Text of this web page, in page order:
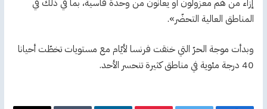
المناطق العالية التحضّر».
وبدأت موجة الحرّ التي خنقت فرنسا لأيّام مع مستويات تخطّت أحيانا
40 درجة مئوية في مناطق كثيرة تنحسر الأحد.